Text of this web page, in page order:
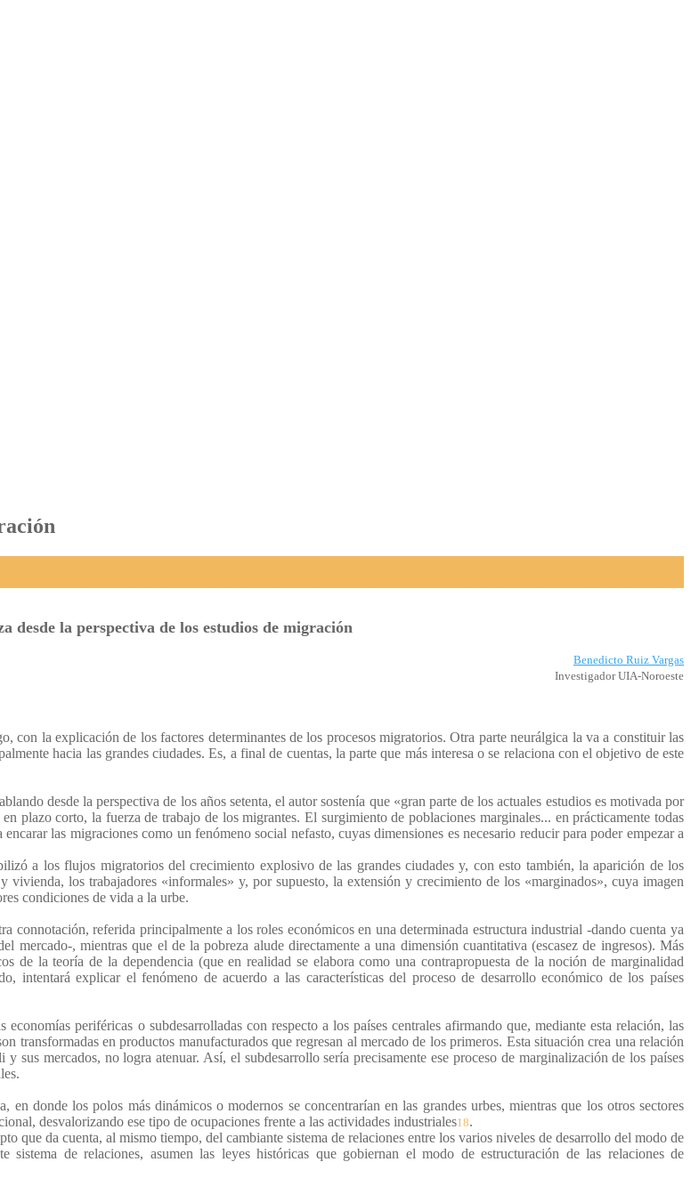
desde la perspectiva de los estudios de migración
Benedicto Ruiz Vargas
Investigador UIA-Noroeste
la explicación de los factores determinantes de los procesos migratorios. Otra parte neurálgica la va a constituir las
hacia las grandes ciudades. Es, a final de cuentas, la parte que más interesa o se relaciona con el objetivo de este
desde la perspectiva de los años setenta, el autor sostenía que «gran parte de los actuales estudios es motivada por
plazo corto, la fuerza de trabajo de los migrantes. El surgimiento de poblaciones marginales... en prácticamente todas
las migraciones como un fenómeno social nefasto, cuyas dimensiones es necesario reducir para poder empezar a
a los flujos migratorios del crecimiento explosivo de las grandes ciudades y, con esto también, la aparición de los
vivienda, los trabajadores «informales» y, por supuesto, la extensión y crecimiento de los «marginados», cuya imagen
condiciones de vida a la urbe.
connotación, referida principalmente a los roles económicos en una determinada estructura industrial -dando cuenta ya
mercado-, mientras que el de la pobreza alude directamente a una dimensión cuantitativa (escasez de ingresos). Más
de la teoría de la dependencia (que en realidad se elabora como una contrapropuesta de la noción de marginalidad
intentará explicar el fenómeno de acuerdo a las características del proceso de desarrollo económico de los países
periféricas o subdesarrolladas con respecto a los países centrales afirmando que, mediante esta relación, las
transformadas en productos manufacturados que regresan al mercado de los primeros. Esta situación crea una relación
sus mercados, no logra atenuar. Así, el subdesarrollo sería precisamente ese proceso de marginalización de los países
en donde los polos más dinámicos o modernos se concentrarían en las grandes urbes, mientras que los otros sectores
desvalorizando ese tipo de ocupaciones frente a las actividades industriales18.
que da cuenta, al mismo tiempo, del cambiante sistema de relaciones entre los varios niveles de desarrollo del modo de
sistema de relaciones, asumen las leyes históricas que gobiernan el modo de estructuración de las relaciones de